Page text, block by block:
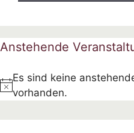
Anstehende
H
n
Es sind keine
vorhanden.